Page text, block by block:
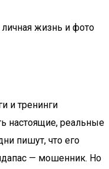
жизнь и фото
и тренинги
настоящие, реальные
пишут, что его
— мошенник. Но